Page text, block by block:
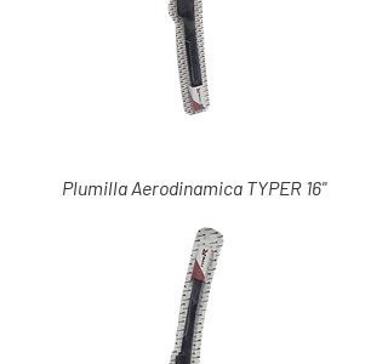
Plumilla Aerodinamica TYPER 16"